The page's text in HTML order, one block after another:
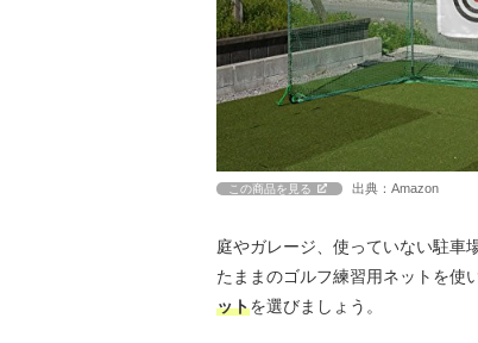
この商品を見る 出典：Amazon
庭やガレージ、使っていない駐車
たままのゴルフ練習用ネットを使
ットを選びましょう。